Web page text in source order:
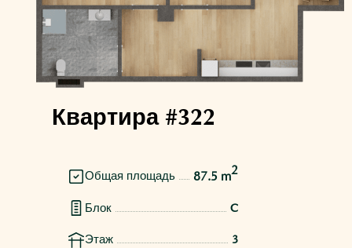
Квартира #322
Общая площадь 87.5 m2
Блок C
Этаж 3